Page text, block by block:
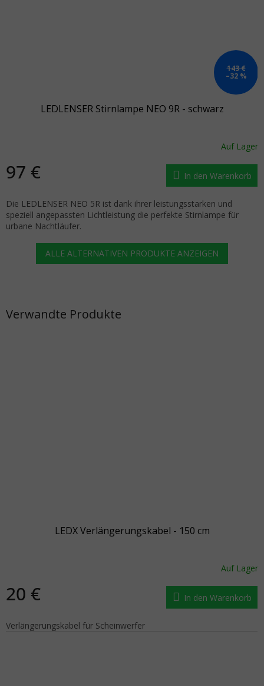
Verwandte Produkte
LEDX Verlängerungskabel - 150 cm
Auf Lager
20 € In den Warenkorb
Verlängerungskabel für Scheinwerfer
143 €
–32 %
LEDLENSER Stirnlampe NEO 9R - schwarz
Auf Lager
97 € In den Warenkorb
Die LEDLENSER NEO 5R ist dank ihrer leistungsstarken und
speziell angepassten Lichtleistung die perfekte Stirnlampe für
urbane Nachtläufer.
ALLE ALTERNATIVEN PRODUKTE ANZEIGEN